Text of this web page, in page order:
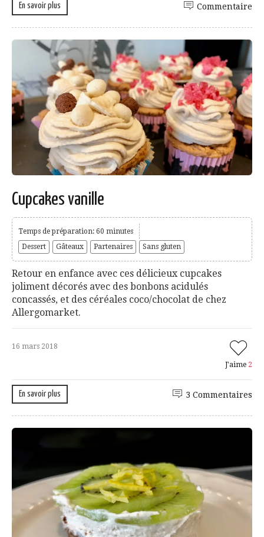
En savoir plus Commentaire
Cupcakes vanille
Temps de préparation: 60 minutes
Dessert
Gâteaux Partenaires Sans gluten
Retour en enfance avec ces délicieux cupcakes
joliment décorés avec des bonbons acidulés
concassés, et des céréales coco/chocolat de chez
Allergomarket.
16 mars 2018
J'aime 2
En savoir plus 3 Commentaires